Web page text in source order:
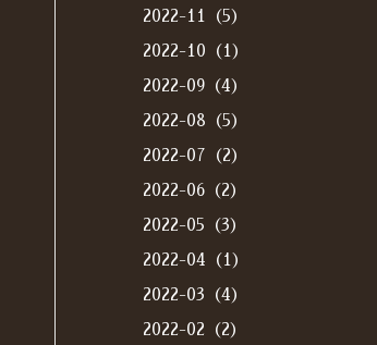
2022-11（5）
2022-10（1）
2022-09（4）
2022-08（5）
2022-07（2）
2022-06（2）
2022-05（3）
2022-04（1）
2022-03（4）
2022-02（2）